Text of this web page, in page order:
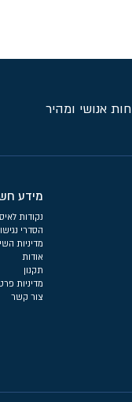
אנושי ומהיר
מידע
נקודות
הסדרי
מדיניות
אודות
תקנון
מדיניות
צור קשר